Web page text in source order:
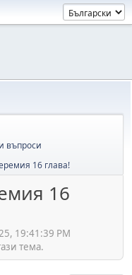
въпроси
16 глава!
16
19:41:39 PM
тема.